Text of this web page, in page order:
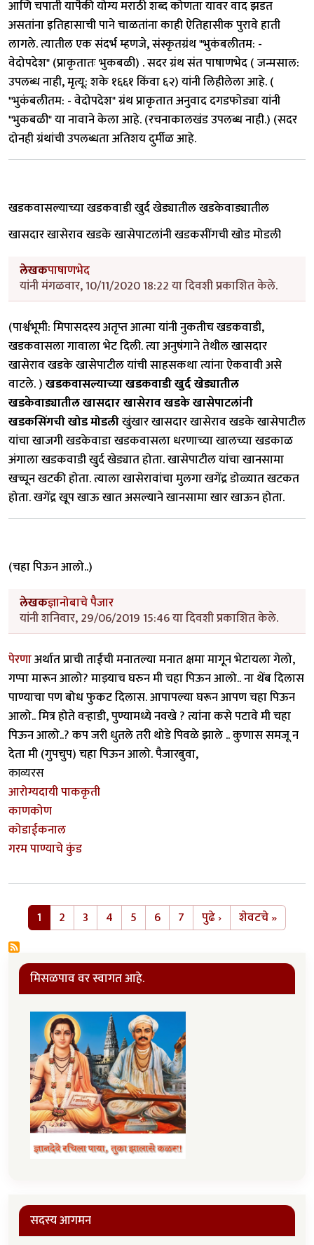
आणि चपाती यापैकी योग्य मराठी शब्द कोणता यावर वाद झडत
असतांना इतिहासाची पाने चाळतांना काही ऐतिहासीक पुरावे हाती
लागले. त्यातील एक संदर्भ म्हणजे, संस्कृतग्रंथ "भुकंबलीतम: -
वेदोपदेश" (प्राकृतातः भुकबळी) . सदर ग्रंथ संत पाषाणभेद ( जन्मसाल:
उपलब्ध नाही, मृत्यू: शके १६६१ किंवा ६२) यांनी लिहीलेला आहे. (
"भुकंबलीतम: - वेदोपदेश" ग्रंथ प्राकृतात अनुवाद दगडफोड्या यांनी
"भुकबळी" या नावाने केला आहे. (रचनाकालखंड उपलब्ध नाही.) (सदर
दोनही ग्रंथांची उपलब्धता अतिशय दुर्मीळ आहे.
खडकवासल्याच्या खडकवाडी खुर्द खेड्यातील खडकेवाड्यातील
खासदार खासेराव खडके खासेपाटलांनी खडकसींगची खोड मोडली
लेखकपाषाणभेद
यांनी मंगळवार, 10/11/2020 18:22 या दिवशी प्रकाशित केले.
(पार्श्वभूमी: मिपासदस्य अतृप्त आत्मा यांनी नुकतीच खडकवाडी,
खडकवासला गावाला भेट दिली. त्या अनुषंगाने तेथील खासदार
खासेराव खडके खासेपाटील यांची साहसकथा त्यांना ऐकवावी असे
वाटले. )खडकवासल्याच्या खडकवाडी खुर्द खेड्यातील
खडकेवाड्यातील खासदार खासेराव खडके खासेपाटलांनी
खडकसिंगची खोड मोडलीखुंखार खासदार खासेराव खडके खासेपाटील
यांचा खाजगी खडकेवाडा खडकवासला धरणाच्या खालच्या खडकाळ
अंगाला खडकवाडी खुर्द खेड्यात होता. खासेपाटील यांचा खानसामा
खच्चून खटकी होता. त्याला खासेरावांचा मुलगा खगेंद्र डोळ्यात खटकत
होता. खगेंद्र खूप खाऊ खात असल्याने खानसामा खार खाऊन होता.
(चहा पिऊन आलो..)
लेखकज्ञानोबाचे पैजार
यांनी शनिवार, 29/06/2019 15:46 या दिवशी प्रकाशित केले.
पेरणाअर्थात प्राची ताईंची मनातल्या मनात क्षमा मागून भेटायला गेलो,
गप्पा मारून आलो? माझ्याच घरुन मी चहा पिऊन आलो.. ना थेंब दिलास
पाण्याचा पण बोध फुकट दिलास. आपापल्या घरून आपण चहा पिऊन
आलो.. मित्र होते वर्‍हाडी, पुण्यामध्ये नवखे ? त्यांना कसे पटावे मी चहा
पिऊन आलो..? कप जरी धुतले तरी थोडे पिवळे झाले .. कुणास समजू न
देता मी (गुपचुप) चहा पिऊन आलो. पैजारबुवा,
काव्यरस
आरोग्यदायी पाककृती
काणकोण
कोडाईकनाल
गरम पाण्याचे कुंड
Pagination
1 2 3 4 5 6 7 पुढे ›Next page
शेवटचे »Last
मिसळपाव वर स्वागत आहे.
सदस्य आगमन